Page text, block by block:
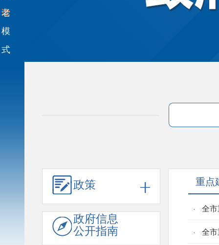
读
老
模
式
政策
政府信息
公开指南
重点
全
全